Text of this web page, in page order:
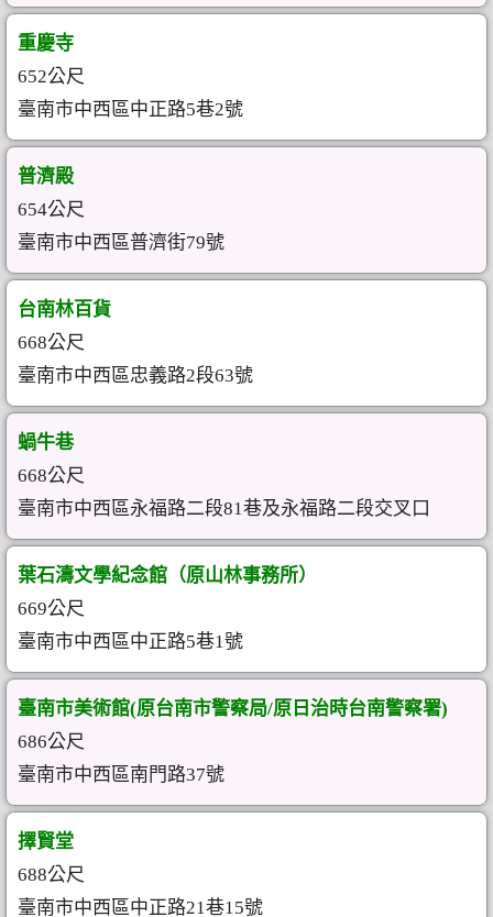
重慶寺
652公尺
臺南市中西區中正路5巷2號
普濟殿
654公尺
臺南市中西區普濟街79號
台南林百貨
668公尺
臺南市中西區忠義路2段63號
蝸牛巷
668公尺
臺南市中西區永福路二段81巷及永福路二段交叉口
葉石濤文學紀念館（原山林事務所）
669公尺
臺南市中西區中正路5巷1號
臺南市美術館(原台南市警察局/原日治時台南警察署)
686公尺
臺南市中西區南門路37號
擇賢堂
688公尺
臺南市中西區中正路21巷15號